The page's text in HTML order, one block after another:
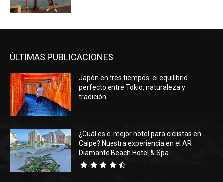
ÚLTIMAS PUBLICACIONES
Japón en tres tiempos: el equilibrio
perfecto entre Tokio, naturaleza y
tradición
¿Cuál es el mejor hotel para ciclistas en
Calpe? Nuestra experiencia en el AR
Diamante Beach Hotel & Spa